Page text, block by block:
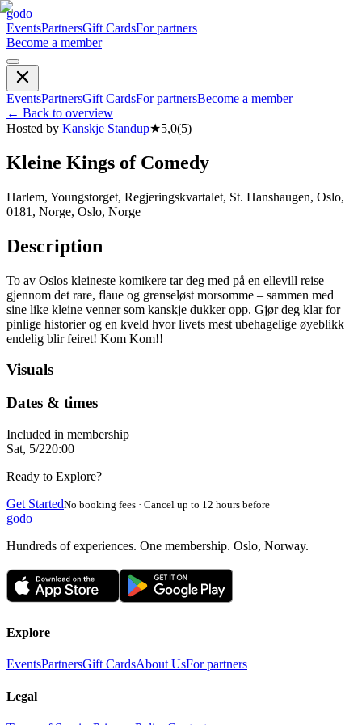
godo
EventsPartnersGift CardsFor partners
Become a member
EventsPartnersGift CardsFor partnersBecome a member
← Back to overview
Hosted by Kanskje Standup★5,0(5)
Kleine Kings of Comedy
Harlem, Youngstorget, Regjeringskvartalet, St. Hanshaugen, Oslo,
0181, Norge, Oslo, Norge
Description
To av Oslos kleineste komikere tar deg med på en ellevill reise
gjennom det rare, flaue og grenseløst morsomme – sammen med
sine like kleine venner som kanskje dukker opp. Gjør deg klar for
pinlige historier og en kveld hvor livets mest ubehagelige øyeblikk
endelig blir feiret! Kom Kom!!
Visuals
Dates & times
Included in membership
Sat, 5/220:00
Ready to Explore?
Get StartedNo booking fees · Cancel up to 12 hours before
godo
Hundreds of experiences. One membership. Oslo, Norway.
Explore
EventsPartnersGift CardsAbout UsFor partners
Legal